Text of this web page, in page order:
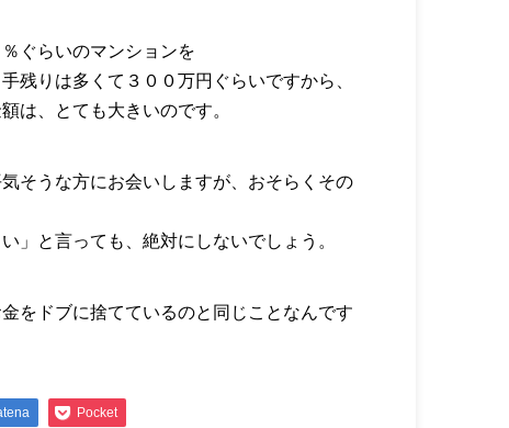
ぐらいのマンションを
残りは多くて３００万円ぐらいですから、
は、とても大きいのです。
そうな方にお会いしますが、おそらくその
」と言っても、絶対にしないでしょう。
をドブに捨てているのと同じことなんです
Pocket